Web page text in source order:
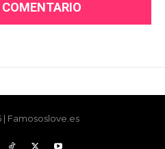
| Famososlove.es